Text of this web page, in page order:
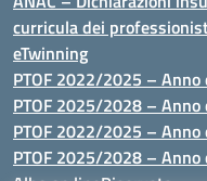
curricula dei
eTwinning
PTOF 2022/2025 –
PTOF 2025/2028 –
PTOF 2022/2025 –
PTOF 2025/2028 –